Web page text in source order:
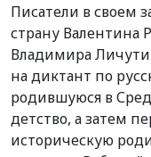
Писатели в своем
страну Валентина
Владимира
на диктант по
родившуюся в
детство, а затем
историческую